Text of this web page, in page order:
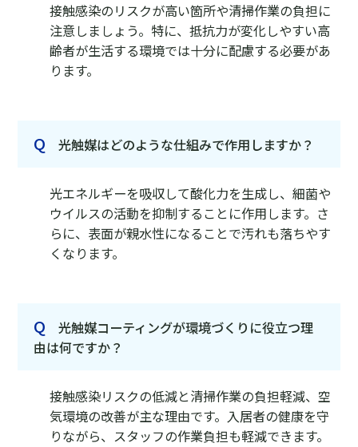
接触感染のリスクが高い箇所や清掃作業の負担に
注意しましょう。特に、抵抗力が変化しやすい高
齢者が生活する環境では十分に配慮する必要があ
ります。
Q 光触媒はどのような仕組みで作用しますか？
光エネルギーを吸収して酸化力を生成し、細菌や
ウイルスの活動を抑制することに作用します。さ
らに、表面が親水性になることで汚れも落ちやす
くなります。
Q 光触媒コーティングが環境づくりに役立つ理
由は何ですか？
接触感染リスクの低減と清掃作業の負担軽減、空
気環境の改善が主な理由です。入居者の健康を守
りながら、スタッフの作業負担も軽減できます。